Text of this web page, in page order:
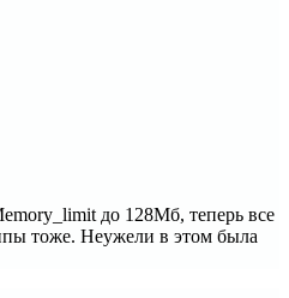
до 128Мб, теперь все
тоже. Неужели в этом была